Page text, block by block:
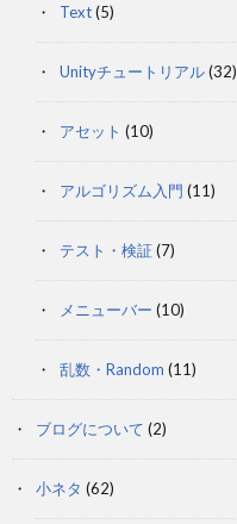
Text(5)
Unityチュートリアル(32)
アセット (10)
アルゴリズム入門 (11)
テスト・検証(7)
メニューバー (10)
乱数・Random (11)
ブログについて (2)
小ネタ (62)